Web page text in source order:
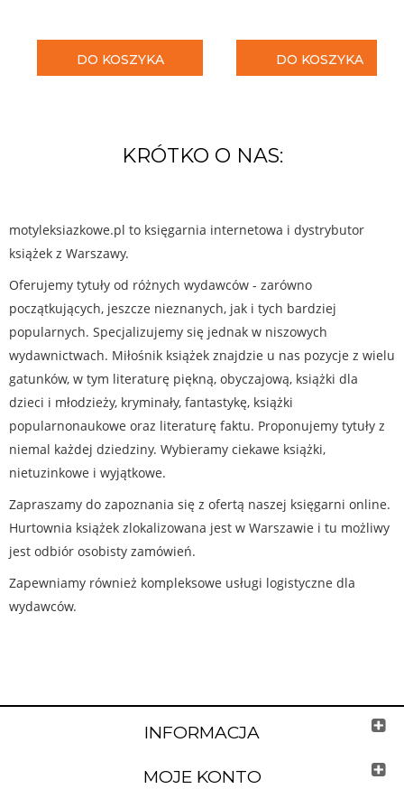
DO KOSZYKA DO KOSZYKA
KRÓTKO O NAS:
motyleksiazkowe.pl to księgarnia internetowa i dystrybutor
książek z Warszawy.
Oferujemy tytuły od różnych wydawców - zarówno
początkujących, jeszcze nieznanych, jak i tych bardziej
popularnych. Specjalizujemy się jednak w niszowych
wydawnictwach. Miłośnik książek znajdzie u nas pozycje z wielu
gatunków, w tym literaturę piękną, obyczajową, książki dla
dzieci i młodzieży, kryminały, fantastykę, książki
popularnonaukowe oraz literaturę faktu. Proponujemy tytuły z
niemal każdej dziedziny. Wybieramy ciekawe książki,
nietuzinkowe i wyjątkowe.
Zapraszamy do zapoznania się z ofertą naszej księgarni online.
Hurtownia książek zlokalizowana jest w Warszawie i tu możliwy
jest odbiór osobisty zamówień.
Zapewniamy również kompleksowe usługi logistyczne dla
wydawców.
INFORMACJA
MOJE KONTO